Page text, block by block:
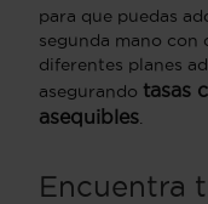
para que puedas
segunda mano con
diferentes planes
asegurando tasas
asequibles
Encuentra